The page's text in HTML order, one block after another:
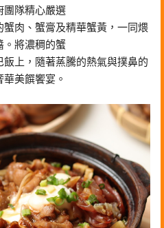
團隊精心嚴選
肉、蟹膏及精華蟹黃，一同煨
。將濃稠的蟹
上，隨著蒸騰的熱氣與撲鼻的
美饌饗宴。